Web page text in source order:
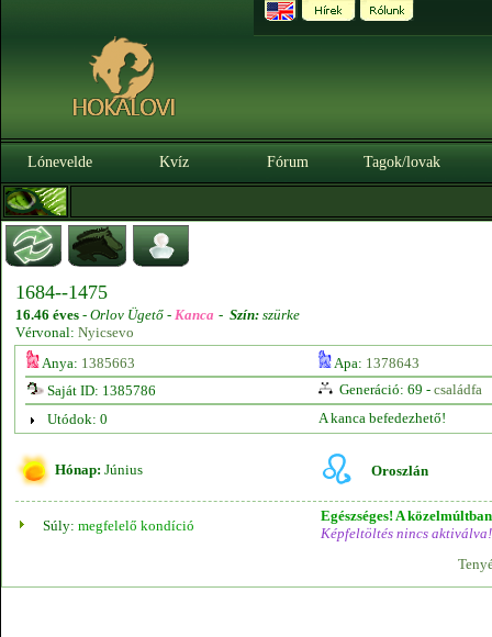
Lónevelde Kvíz Fórum Tagok/lovak
1684--1475
16.46 éves - Orlov Ügető - Kanca - Szín: szürke
Vérvonal: Nyicsevo
Anya: 1385663 Apa: 1378643
Saját ID: 1385786
Generáció: 69 - családfa
Utódok: 0
A kanca befedezhető!
Hónap: Június Oroszlán
Súly: megfelelő kondíció
Egészséges! A
Képfeltöltés nincs aktiválva!